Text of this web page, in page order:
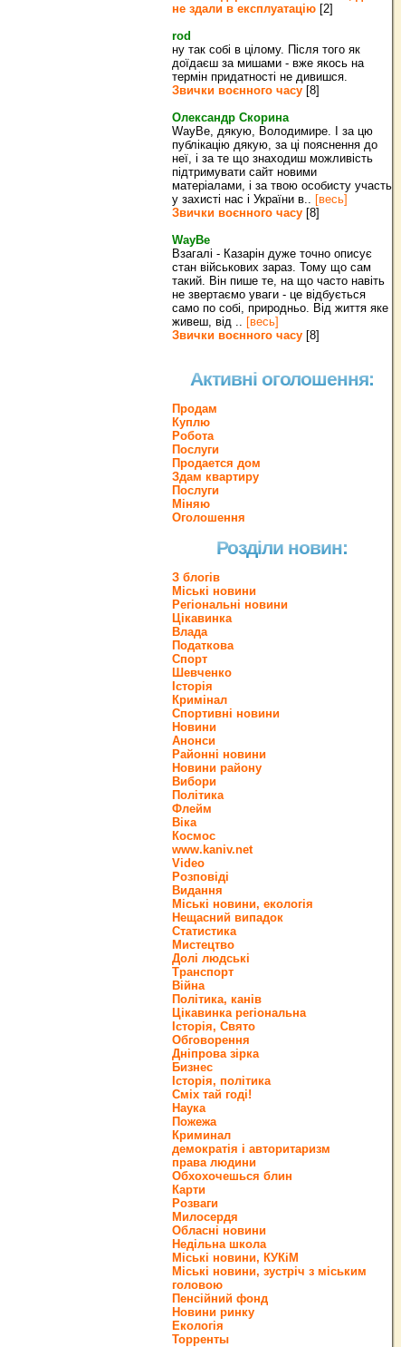
не здали в експлуатацію [2]
rod
ну так собі в цілому. Після того як
доїдаєш за мишами - вже якось на
термін придатності не дивишся.
Звички воєнного часу [8]
Олександр Скорина
WayBe, дякую, Володимире. І за цю
публікацію дякую, за ці пояснення до
неї, і за те що знаходиш можливість
підтримувати сайт новими
матеріалами, і за твою особисту участь
у захисті нас і України в.. [весь]
Звички воєнного часу [8]
WayBe
Взагалі - Казарін дуже точно описує
стан військових зараз. Тому що сам
такий. Він пише те, на що часто навіть
не звертаємо уваги - це відбується
само по собі, природньо. Від життя яке
живеш, від .. [весь]
Звички воєнного часу [8]
Активні оголошення:
Продам
Куплю
Робота
Послуги
Продается дом
Здам квартиру
Послуги
Міняю
Оголошення
Розділи новин:
З блогів
Міські новини
Регіональні новини
Цікавинка
Влада
Податкова
Спорт
Шевченко
Історія
Кримінал
Спортивні новини
Новини
Анонси
Районні новини
Новини району
Вибори
Політика
Флейм
Віка
Космос
www.kaniv.net
Video
Розповіді
Видання
Міські новини, екологія
Нещасний випадок
Статистика
Мистецтво
Долі людські
Транспорт
Війна
Політика, канів
Цікавинка регіональна
Історія, Свято
Обговорення
Дніпрова зірка
Бизнес
Історія, політика
Сміх тай годі!
Наука
Пожежа
Криминал
демократія і авторитаризм
права людини
Обхохочешься блин
Карти
Розваги
Милосердя
Обласні новини
Недільна школа
Міські новини, КУКіМ
Міські новини, зустріч з міським
головою
Пенсійний фонд
Новини ринку
Екологія
Торренты